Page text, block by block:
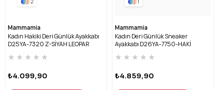
Mammamia
Kadın Hakiki Deri Günlük Ayakkabı
D25YA-7320 Z-SİYAH LEOPAR
★ ★ ★ ★ ★
₺4.099,90
Mammamia
Kadın Deri Günlük Sneaker
Ayakkabı D26YA-7750-HAKİ
★ ★ ★ ★ ★
₺4.859,90